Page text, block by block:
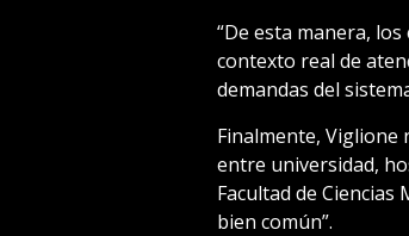
“De esta manera,
contexto real de
demandas del
Finalmente, Viglione
entre universidad,
Facultad de
bien común”.